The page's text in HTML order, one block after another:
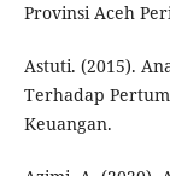
Provinsi Aceh
Astuti. (2015).
Terhadap
Keuangan.